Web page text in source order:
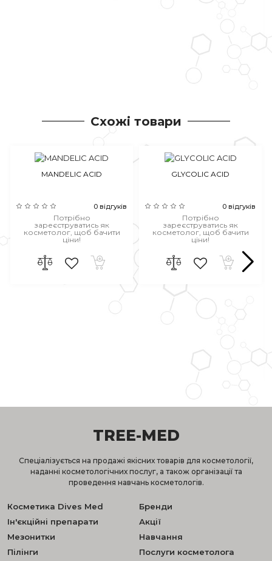
Схожі товари
MANDELIC ACID
0 відгуків
Потрібно
зареєструватись як
косметолог, щоб бачити
ціни!
GLYCOLIC ACID
0 відгуків
Потрібно
зареєструватись як
косметолог, щоб бачити
ціни!
TREE-MED
Спеціалізується на продажі якісних товарів для косметології,
наданні косметологічних послуг, а також організації та
проведення навчань косметологів.
Косметика Dives Med
Ін'єкційні препарати
Мезонитки
Пілінги
Бренди
Акції
Навчання
Послуги косметолога